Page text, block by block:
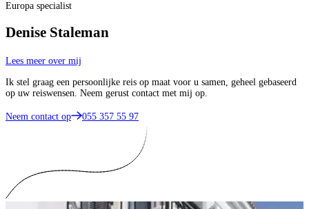
Europa specialist
Denise Staleman
Lees meer over mij
Ik stel graag een persoonlijke reis op maat voor u samen, geheel gebaseerd
op uw reiswensen. Neem gerust contact met mij op.
Neem contact op 055 357 55 97